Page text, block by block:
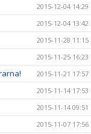
2015-12-04 14:29
2015-12-04 13:42
2015-11-28 11:15
2015-11-25 16:23
2015-11-21 17:57
2015-11-14 17:53
2015-11-14 09:51
2015-11-07 17:56